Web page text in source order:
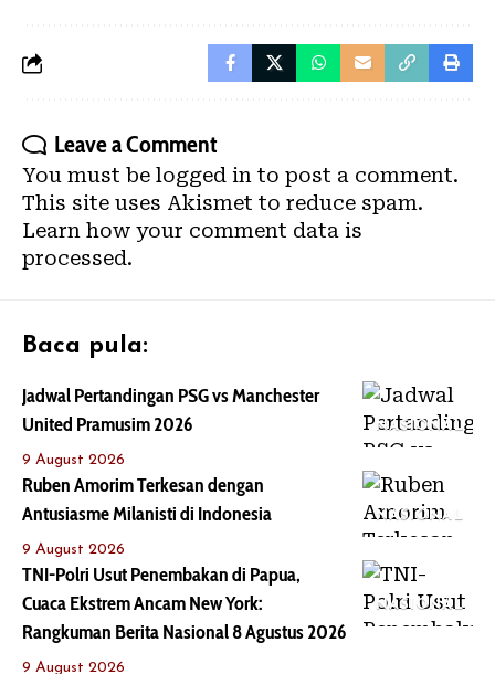
Leave a Comment
You must be logged in to post a comment.
This site uses Akismet to reduce spam.
Learn how your comment data is
processed.
Baca pula:
NASIONAL
Jadwal Pertandingan PSG vs Manchester
United Pramusim 2026
9 August 2026
NASIONAL
Ruben Amorim Terkesan dengan
Antusiasme Milanisti di Indonesia
9 August 2026
NASIONAL
TNI-Polri Usut Penembakan di Papua,
Cuaca Ekstrem Ancam New York:
Rangkuman Berita Nasional 8 Agustus 2026
9 August 2026